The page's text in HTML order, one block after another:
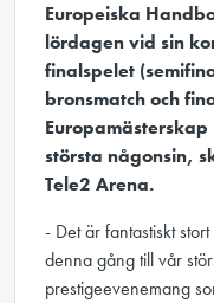
Europeiska
lördagen vid sin
finalspelet
bronsmatch och
största någonsin,
Tele2 Arena.
- Det är fantastiskt
denna gång till vår
prestigeevenemang